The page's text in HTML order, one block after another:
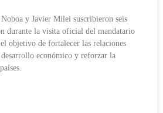
y Javier Milei suscribieron seis
durante la visita oficial del mandatario
objetivo de fortalecer las relaciones
económico y reforzar la